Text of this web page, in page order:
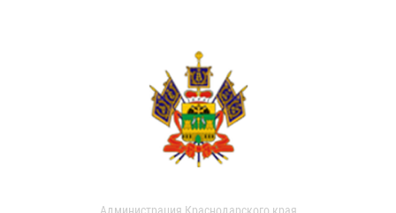
Администрация Краснодарского края